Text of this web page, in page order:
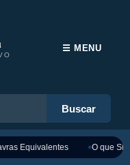
Buscar
☰ MENU
Equivalentes O que